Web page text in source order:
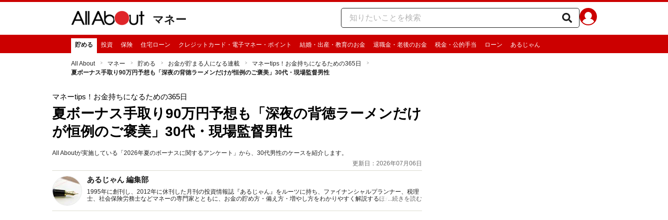
マネー
貯める 投資 保険 住宅ローン クレジットカード・電子マネー・ポイント 結婚・出産・教育のお金 退職金・老後のお金 税金・公的手当 ローン あるじゃん
All About マネー 貯める お金が貯まる人になる連載
マネーtips！お金持ちになるための365日
夏ボーナス手取り90万円予想も「深夜の背徳ラーメンだけが恒例のご褒美」30代・現場監督男性
マネーtips！お金持ちになるための365日
夏ボーナス手取り90万円予想も「深夜の背徳ラーメンだけ
が恒例のご褒美」30代・現場監督男性
All Aboutが実施している「2026年夏のボーナスに関するアンケート」から、30代男性のケースを紹介します。
更新日：2026年07月06日
あるじゃん 編集部
1995年に創刊し、2012年に休刊した月刊の投資情報誌『あるじゃん』をルーツに持ち、ファイナンシャルプランナー、税理
士、社会保険労務士などマネーの専門家とともに、お金の貯め方・備え方・増やし方をわかりやすく解説するほか、マネー最
...続きを読む